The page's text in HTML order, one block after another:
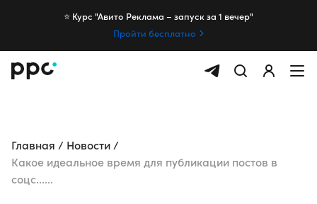
⭐️ Курс "Авито Реклама – запуск за 1 вечер"
Пройти бесплатно
Главная
Новости
Какое идеальное время для публикации постов в
соцс......